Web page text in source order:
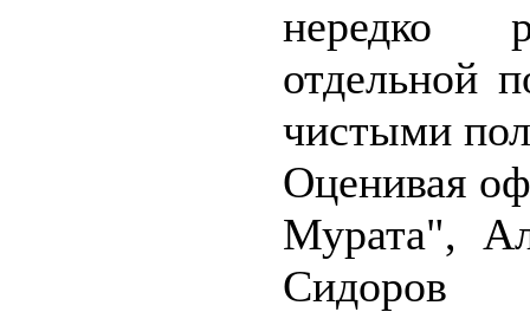
нередко
отдельной
чистыми
Оценивая
Мурата",